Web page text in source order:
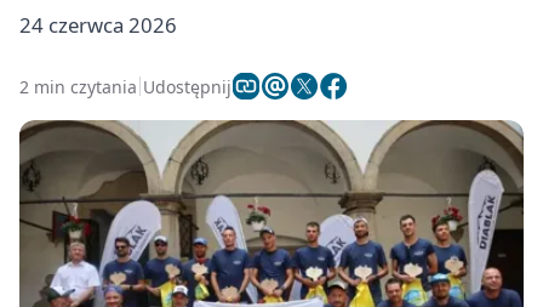
24 czerwca 2026
2 min czytania Udostępnij